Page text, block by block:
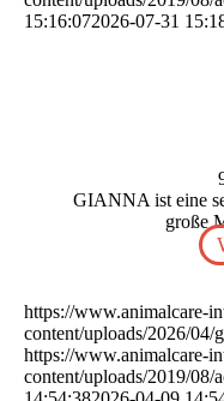
15:16:072026-07-31
GIANNA ist eine
große
https://www.animalcare-
content/uploads/2026/04/
https://www.animalcare-
content/uploads/2019/08/